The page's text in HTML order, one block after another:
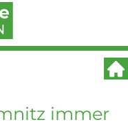
immer